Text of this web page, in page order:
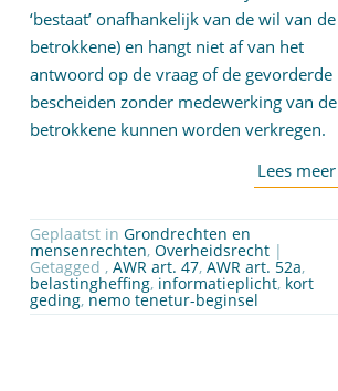
‘bestaat’ onafhankelijk van de wil van de
betrokkene) en hangt niet af van het
antwoord op de vraag of de gevorderde
bescheiden zonder medewerking van de
betrokkene kunnen worden verkregen.
Geplaatst in Grondrechten en
mensenrechten, Overheidsrecht
Getagged , AWR art. 47, AWR art. 52a,
belastingheffing, informatieplicht, kort
geding, nemo tenetur-beginsel